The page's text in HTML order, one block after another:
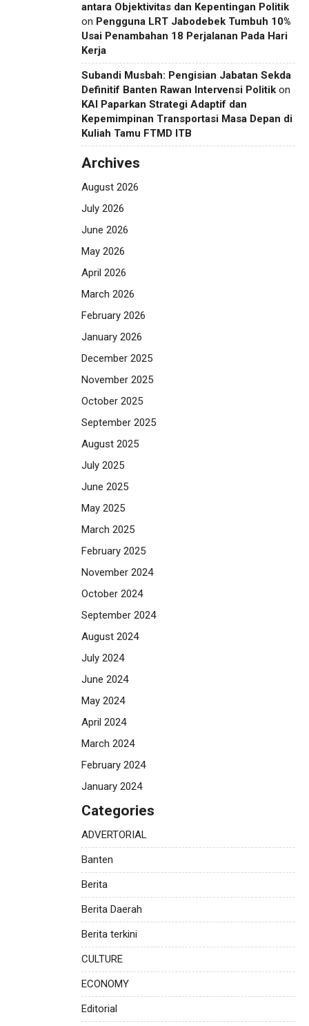
antara Objektivitas dan Kepentingan Politik
on Pengguna LRT Jabodebek Tumbuh 10%
Usai Penambahan 18 Perjalanan Pada Hari
Kerja
Subandi Musbah: Pengisian Jabatan Sekda
Definitif Banten Rawan Intervensi Politik on
KAI Paparkan Strategi Adaptif dan
Kepemimpinan Transportasi Masa Depan di
Kuliah Tamu FTMD ITB
Archives
August 2026
July 2026
June 2026
May 2026
April 2026
March 2026
February 2026
January 2026
December 2025
November 2025
October 2025
September 2025
August 2025
July 2025
June 2025
May 2025
March 2025
February 2025
November 2024
October 2024
September 2024
August 2024
July 2024
June 2024
May 2024
April 2024
March 2024
February 2024
January 2024
Categories
ADVERTORIAL
Banten
Berita
Berita Daerah
Berita terkini
CULTURE
ECONOMY
Editorial